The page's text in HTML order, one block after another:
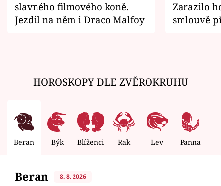
slavného filmového koně.
Jezdil na něm i Draco Malfoy
Zarazilo
smlouvě
HOROSKOPY DLE ZVĚROKRUHU
Beran Býk Blíženci Rak Lev Panna
Beran 8. 8. 2026